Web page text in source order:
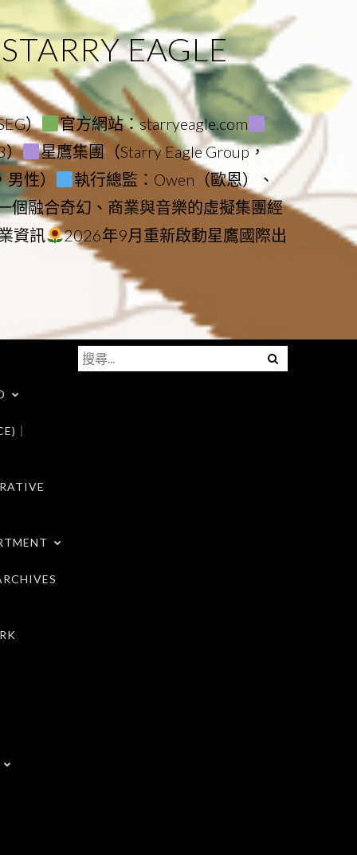
EAGLE
）
官方網站：starryeagle.com
）
星鷹集團（Starry Eagle Group，
性）
執行總監：Owen（歐恩）、
個融合奇幻、商業與音樂的虛擬集團經
資訊
2026年9月重新啟動星鷹國際出
｜
Menu
搜
尋